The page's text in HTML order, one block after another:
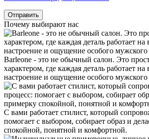
Почему выбирают нас
Barleone - это не обычный салон. Это
характером, где каждая деталь работает на
настроение и ощущение особого мужского
С вами работает стилист, который
помогает с выбором, собирает образ и
спокойной, понятной и комфортной.